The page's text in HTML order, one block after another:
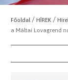
Főoldal /HÍREK /
a Máltai Lovagrend